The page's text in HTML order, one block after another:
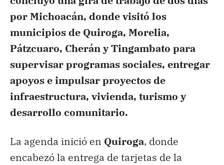
por Michoacán, donde visitó los
municipios de Quiroga, Morelia,
Pátzcuaro, Cherán y Tingambato para
supervisar programas sociales, entregar
apoyos e impulsar proyectos de
infraestructura, vivienda, turismo y
desarrollo comunitario.
La agenda inició en Quiroga, donde
encabezó la entrega de tarjetas de la